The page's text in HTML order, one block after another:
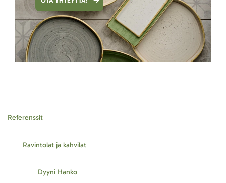
Referenssit
Ravintolat ja kahvilat
Dyyni Hanko